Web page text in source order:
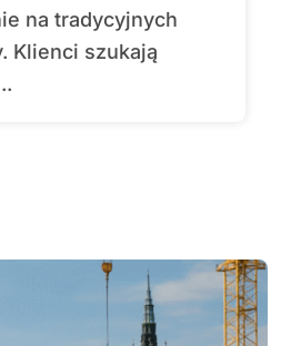
na tradycyjnych
Klienci szukają